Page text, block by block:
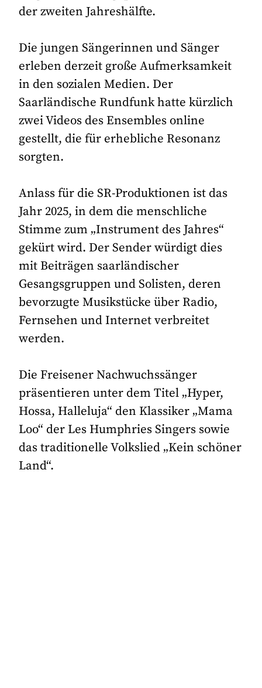
der zweiten Jahreshälfte.
Die jungen Sängerinnen und Sänger
erleben derzeit große Aufmerksamkeit
in den sozialen Medien. Der
Saarländische Rundfunk hatte kürzlich
zwei Videos des Ensembles online
gestellt, die für erhebliche Resonanz
sorgten.
Anlass für die SR-Produktionen ist das
Jahr 2025, in dem die menschliche
Stimme zum „Instrument des Jahres“
gekürt wird. Der Sender würdigt dies
mit Beiträgen saarländischer
Gesangsgruppen und Solisten, deren
bevorzugte Musikstücke über Radio,
Fernsehen und Internet verbreitet
werden.
Die Freisener Nachwuchssänger
präsentieren unter dem Titel „Hyper,
Hossa, Halleluja“ den Klassiker „Mama
Loo“ der Les Humphries Singers sowie
das traditionelle Volkslied „Kein schöner
Land“.